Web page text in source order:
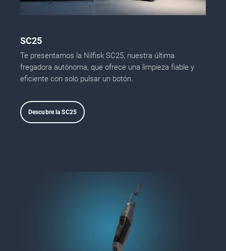
SC25
Te presentamos la Nilfisk SC25, nuestra última
fregadora autónoma, que ofrece una limpieza fiable y
eficiente con solo pulsar un botón.
Descubre la SC25